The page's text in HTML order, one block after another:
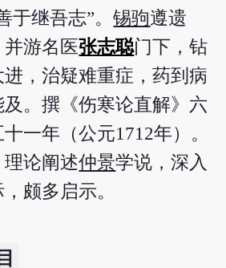
于继吾志”。锡驹遵遗
并游名医张志聪门下，钻
，治疑难重症，药到病
。撰《伤寒论直解》六
一年（公元1712年）。
理论阐述仲景学说，深入
颇多启示。